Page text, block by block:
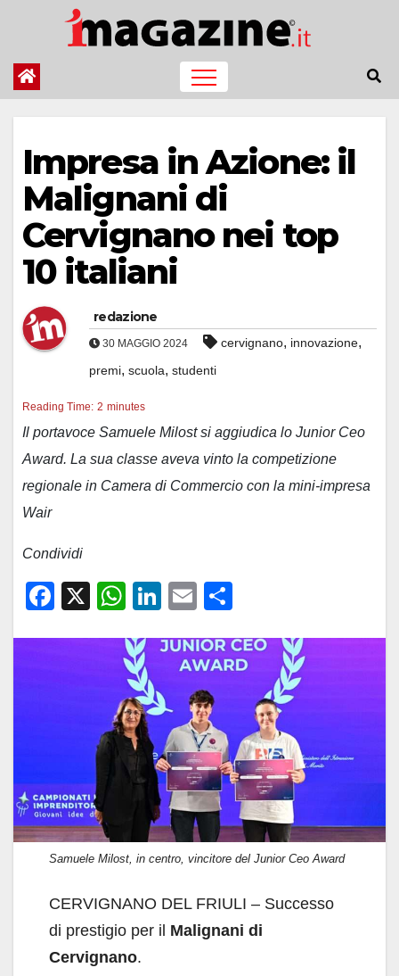
contenuto
Impresa in Azione: il
Malignani di
Cervignano nei top
10 italiani
redazione
30 MAGGIO 2024 cervignano, innovazione,
premi, scuola, studenti
Reading Time: 2 minutes
Il portavoce Samuele Milost si aggiudica lo Junior Ceo
Award. La sua classe aveva vinto la competizione
regionale in Camera di Commercio con la mini-impresa
Wair
Condividi
F
k
X
W
at
s
A
p
p
Li
k
e
dI
n
E
ail n
di
di
Samuele Milost, in centro, vincitore del Junior Ceo Award
CERVIGNANO DEL FRIULI – Successo
di prestigio per il Malignani di
Cervignano.